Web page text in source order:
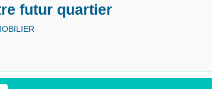
futur quartier